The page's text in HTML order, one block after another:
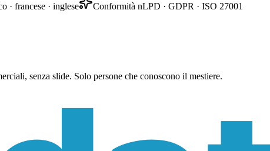
· francese · inglese
Conformità nLPD · GDPR · ISO 27001
senza slide. Solo persone che conoscono il mestiere.